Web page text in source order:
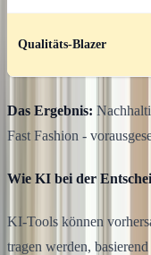
Qualitäts-Blazer
Das Ergebnis:
Fast Fashion -
Wie KI bei der
KI-Tools können
tragen werden, basierend